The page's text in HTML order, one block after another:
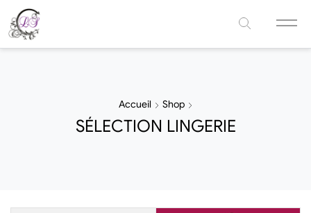
Accueil Shop
SÉLECTION LINGERIE